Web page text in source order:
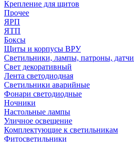
Крепление для щитов
Прочее
ЯРП
ЯТП
Боксы
Щиты и корпусы ВРУ
Светильники, лампы, патроны,
Свет декоративный
Лента светодиодная
Светильники аварийные
Фонари светодиодные
Ночники
Настольные лампы
Уличное освещение
Комплектующие к светильникам
Фитосветильники